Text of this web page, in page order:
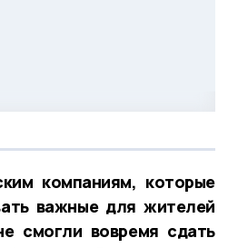
компаниям, которые
важные для жителей
смогли вовремя сдать